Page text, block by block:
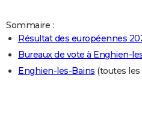
LIFESTYLE
Art de vivre
Bien-être
Loisirs
Mode
Modes de vie
SANTE
Alimentation
Guide de la santé
Maladies
Médicaments
Sommeil
VOYAGE
Sommaire :
Résultat des européennes
Bureaux de vote à Enghien-
Enghien-les-Bains (toutes